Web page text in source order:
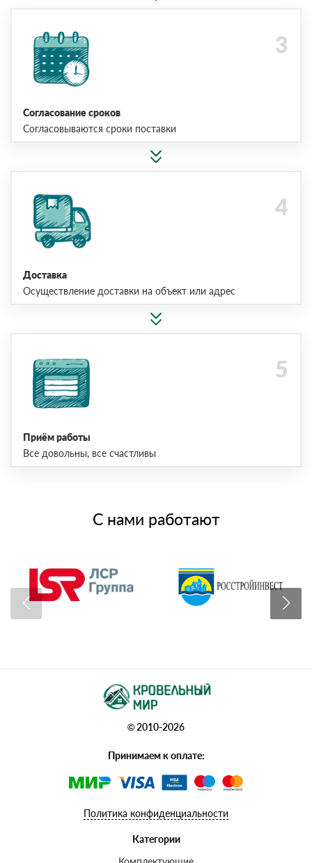
Согласование сроков
Согласовываются сроки поставки
Доставка
Осуществление доставки на объект или адрес
Приём работы
Все довольны, все счастливы
С нами работают
© 2010-2026
Принимаем к оплате:
Политика конфиденциальности
Категории